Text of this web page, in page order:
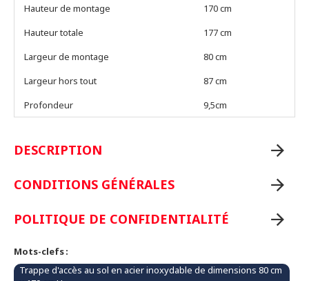
Hauteur de montage
170 cm
Hauteur totale
177 cm
Largeur de montage
80 cm
Largeur hors tout
87 cm
Profondeur
9,5cm
DESCRIPTION
CONDITIONS GÉNÉRALES
POLITIQUE DE CONFIDENTIALITÉ
Mots-clefs :
Trappe d'accès au sol en acier inoxydable de dimensions 80 cm